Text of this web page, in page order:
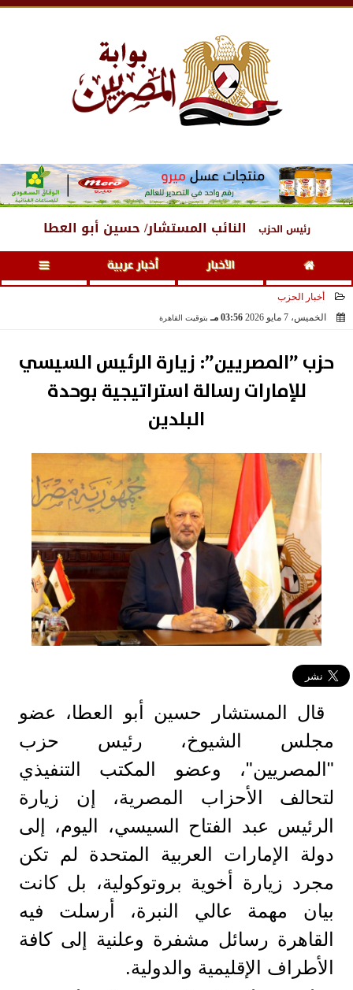
رئيس الحزب النائب المستشار/ حسين أبو العطا
الأخبار أخبار عربية
أخبار الحزب
الخميس، 7 مايو 2026
03:56 مـ بتوقيت القاهرة
حزب ”المصريين”: زيارة الرئيس السيسي
للإمارات رسالة استراتيجية بوحدة
البلدين
قال المستشار حسين أبو العطا، عضو
مجلس الشيوخ، رئيس حزب
"المصريين"، وعضو المكتب التنفيذي
لتحالف الأحزاب المصرية، إن زيارة
الرئيس عبد الفتاح السيسي، اليوم، إلى
دولة الإمارات العربية المتحدة لم تكن
مجرد زيارة أخوية بروتوكولية، بل كانت
بيان مهمة عالي النبرة، أرسلت فيه
القاهرة رسائل مشفرة وعلنية إلى كافة
الأطراف الإقليمية والدولية.